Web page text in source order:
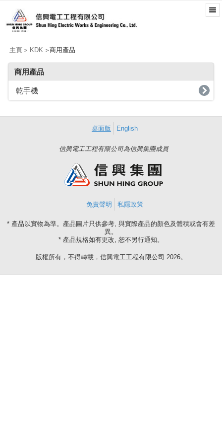
主頁 > KDK >商用產品
商用產品
乾手機
桌面版 English
信興電工工程有限公司為信興集團成員
免責聲明 私隱政策
* 產品以實物為準。產品圖片只供參考, 與實際產品的顏色及體積或會有差
異。
* 產品規格如有更改, 恕不另行通知。
版權所有，不得轉載，信興電工工程有限公司 2026。